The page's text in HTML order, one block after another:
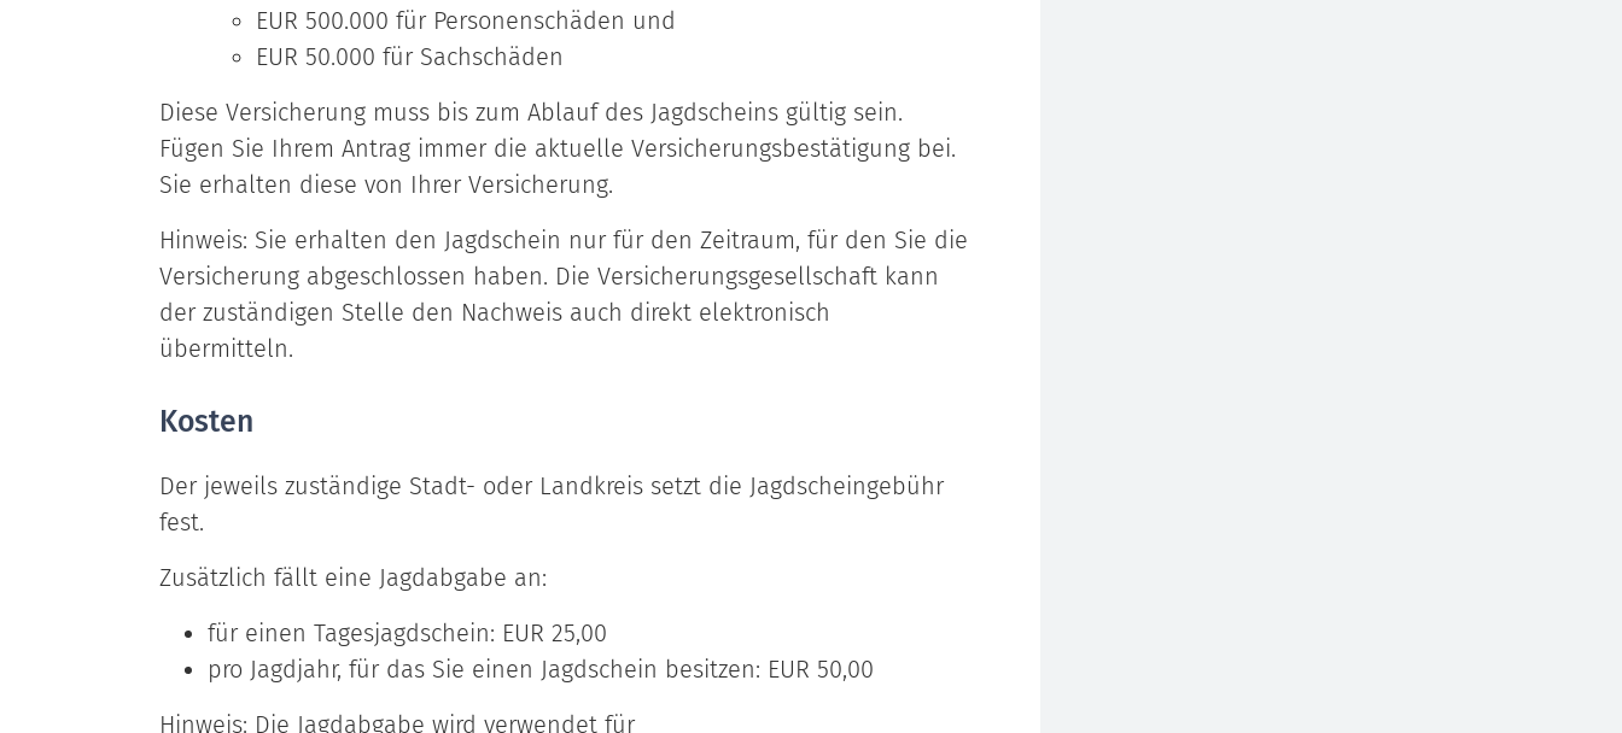
EUR 500.000 für Personenschäden und
EUR 50.000 für Sachschäden
Diese Versicherung muss bis zum Ablauf des Jagdscheins gültig sein.
Fügen Sie Ihrem Antrag immer die aktuelle Versicherungsbestätigung bei.
Sie erhalten diese von Ihrer Versicherung.
Hinweis: Sie erhalten den Jagdschein nur für den Zeitraum, für den Sie die
Versicherung abgeschlossen haben. Die Versicherungsgesellschaft kann
der zuständigen Stelle den Nachweis auch direkt elektronisch
übermitteln.
Kosten
Der jeweils zuständige Stadt- oder Landkreis setzt die Jagdscheingebühr
fest.
Zusätzlich fällt eine Jagdabgabe an:
für einen Tagesjagdschein: EUR 25,00
pro Jagdjahr, für das Sie einen Jagdschein besitzen: EUR 50,00
Hinweis: Die Jagdabgabe wird verwendet für